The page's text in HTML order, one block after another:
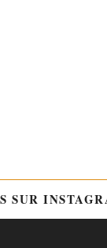
SUR